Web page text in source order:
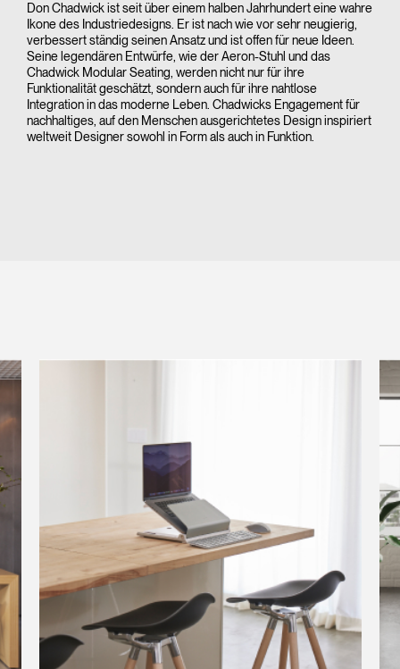
Don Chadwick ist seit über einem halben Jahrhundert eine wahre
Ikone des Industriedesigns. Er ist nach wie vor sehr neugierig,
verbessert ständig seinen Ansatz und ist offen für neue Ideen.
Seine legendären Entwürfe, wie der Aeron-Stuhl und das
Chadwick Modular Seating, werden nicht nur für ihre
Funktionalität geschätzt, sondern auch für ihre nahtlose
Integration in das moderne Leben. Chadwicks Engagement für
nachhaltiges, auf den Menschen ausgerichtetes Design inspiriert
weltweit Designer sowohl in Form als auch in Funktion.